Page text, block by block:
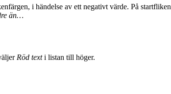
i händelse av ett negativt värde. På
än…
Röd texti listan till höger.